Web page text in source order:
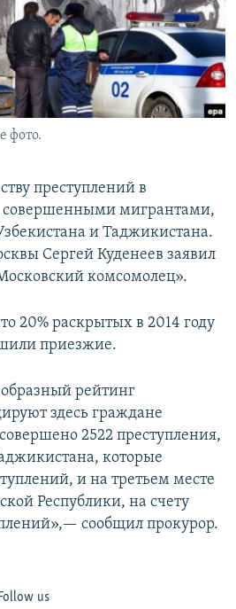
фото.
преступлений в
совершенными мигрантами,
и Таджикистана.
Сергей Куденеев заявил
комсомолец».
20% раскрытых в 2014 году
приезжие.
рейтинг
здесь граждане
2522 преступления,
которые
и на третьем месте
Республики, на счету
сообщил прокурор.
us